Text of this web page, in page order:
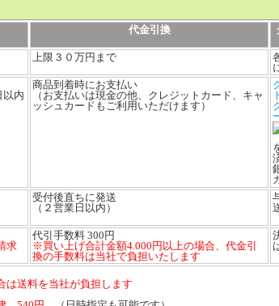
代金引換
上限３０万円まで
以内
商品到着時にお支払い
（お支払いは現金の他、クレジットカード、キャ
ッシュカードもご利用いただけます）
受付後直ちに発送
（２営業日以内）
求
代引手数料 300円
※買い上げ合計金額4.000円以上の場合、代金引
換の手数料は当社で負担いたします
は送料を当社が負担します